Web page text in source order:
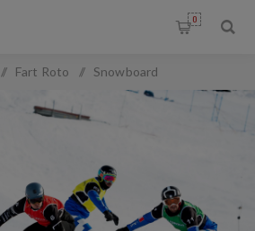
0
/ Fart Roto / Snowboard